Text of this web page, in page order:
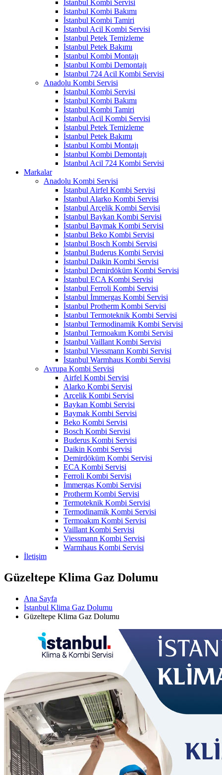
İstanbul Kombi Servisi
İstanbul Kombi Bakımı
İstanbul Kombi Tamiri
İstanbul Acil Kombi Servisi
İstanbul Petek Temizleme
İstanbul Petek Bakımı
İstanbul Kombi Montajı
İstanbul Kombi Demontajı
İstanbul 724 Acil Kombi Servisi
Anadolu Kombi Servisi
İstanbul Kombi Servisi
İstanbul Kombi Bakımı
İstanbul Kombi Tamiri
İstanbul Acil Kombi Servisi
İstanbul Petek Temizleme
İstanbul Petek Bakımı
İstanbul Kombi Montajı
İstanbul Kombi Demontajı
İstanbul Acil 724 Kombi Servisi
Markalar
Anadolu Kombi Servisi
İstanbul Airfel Kombi Servisi
İstanbul Alarko Kombi Servisi
İstanbul Arçelik Kombi Servisi
İstanbul Baykan Kombi Servisi
İstanbul Baymak Kombi Servisi
İstanbul Beko Kombi Servisi
İstanbul Bosch Kombi Servisi
İstanbul Buderus Kombi Servisi
İstanbul Daikin Kombi Servisi
İstanbul Demirdöküm Kombi Servisi
İstanbul ECA Kombi Servisi
İstanbul Ferroli Kombi Servisi
İstanbul İmmergas Kombi Servisi
İstanbul Protherm Kombi Servisi
İstanbul Termoteknik Kombi Servisi
İstanbul Termodinamik Kombi Servisi
İstanbul Termoakım Kombi Servisi
İstanbul Vaillant Kombi Servisi
İstanbul Viessmann Kombi Servisi
İstanbul Warmhaus Kombi Servisi
Avrupa Kombi Servisi
Airfel Kombi Servisi
Alarko Kombi Servisi
Arçelik Kombi Servisi
Baykan Kombi Servisi
Baymak Kombi Servisi
Beko Kombi Servisi
Bosch Kombi Servisi
Buderus Kombi Servisi
Daikin Kombi Servisi
Demirdöküm Kombi Servisi
ECA Kombi Servisi
Ferroli Kombi Servisi
İmmergas Kombi Servisi
Protherm Kombi Servisi
Termoteknik Kombi Servisi
Termodinamik Kombi Servisi
Termoakım Kombi Servisi
Vaillant Kombi Servisi
Viessmann Kombi Servisi
Warmhaus Kombi Servisi
İletişim
Güzeltepe Klima Gaz Dolumu
Ana Sayfa
İstanbul Klima Gaz Dolumu
Güzeltepe Klima Gaz Dolumu